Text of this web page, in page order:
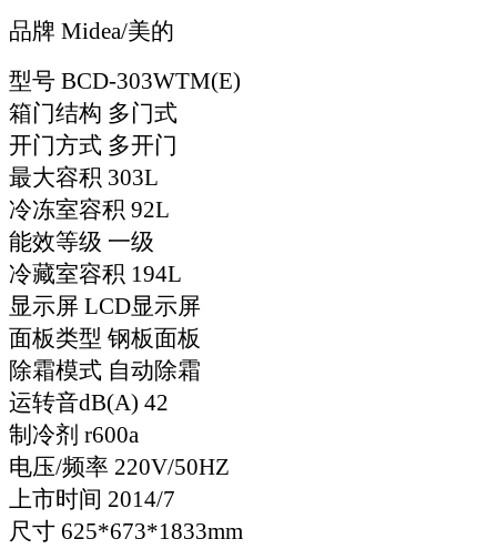
品牌 Midea/美的
型号 BCD-303WTM(E)
箱门结构 多门式
开门方式 多开门
最大容积 303L
冷冻室容积 92L
能效等级 一级
冷藏室容积 194L
显示屏 LCD显示屏
面板类型 钢板面板
除霜模式 自动除霜
运转音dB(A) 42
制冷剂 r600a
电压/频率 220V/50HZ
上市时间 2014/7
尺寸 625*673*1833mm